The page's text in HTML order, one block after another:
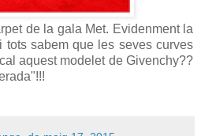
de la gala Met. Evidenment la
sabem que les seves curves
aquest modelet de Givenchy??